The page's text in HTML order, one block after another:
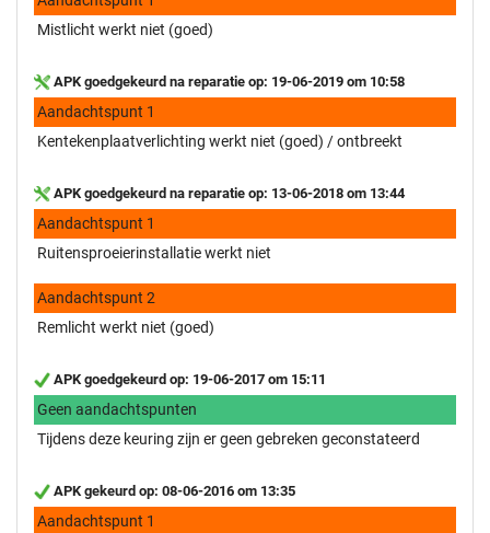
Mistlicht werkt niet (goed)
APK goedgekeurd na reparatie op: 19-06-2019 om 10:58
Aandachtspunt 1
Kentekenplaatverlichting werkt niet (goed) / ontbreekt
APK goedgekeurd na reparatie op: 13-06-2018 om 13:44
Aandachtspunt 1
Ruitensproeierinstallatie werkt niet
Aandachtspunt 2
Remlicht werkt niet (goed)
APK goedgekeurd op: 19-06-2017 om 15:11
Geen aandachtspunten
Tijdens deze keuring zijn er geen gebreken geconstateerd
APK gekeurd op: 08-06-2016 om 13:35
Aandachtspunt 1